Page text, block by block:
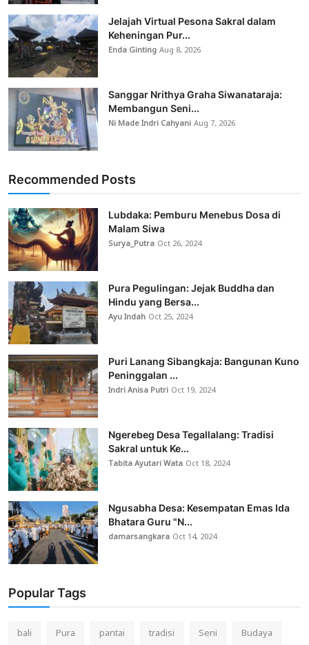
Jelajah Virtual Pesona Sakral dalam
Keheningan Pur...
Enda GintingAug 8, 2026
Sanggar Nrithya Graha Siwanataraja:
Membangun Seni...
Ni Made Indri CahyaniAug 7, 2026
Recommended Posts
Lubdaka: Pemburu Menebus Dosa di
Malam Siwa
Surya_Putra Oct 26, 2024
Pura Pegulingan: Jejak Buddha dan
Hindu yang Bersa...
Ayu Indah Oct 25, 2024
Puri Lanang Sibangkaja: Bangunan Kuno
Peninggalan ...
Indri Anisa Putri Oct 19, 2024
Ngerebeg Desa Tegallalang: Tradisi
Sakral untuk Ke...
Tabita Ayutari Wata Oct 18, 2024
Ngusabha Desa: Kesempatan Emas Ida
Bhatara Guru "N...
damarsangkara Oct 14, 2024
Popular Tags
bali Pura pantai tradisi Seni
Budaya